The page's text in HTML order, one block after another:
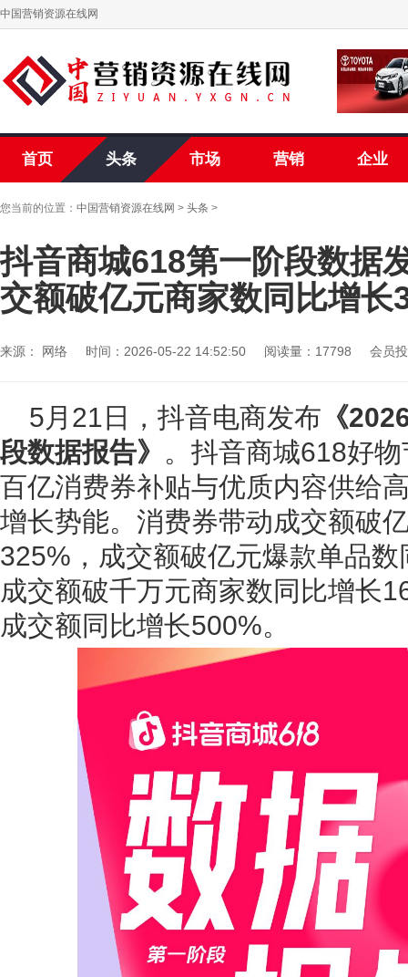
中国营销资源在线网
首页 头条 市场 营销 企业
您当前的位置： 中国营销资源在线网 > 头条 >
抖音商城618第一阶段数据
交额破亿元商家数同比增长
来源： 网络 时间：2026-05-22 14:52:50 阅读量：17798 会员
5月21日，抖音电商发布 《
段数据报告》 。抖音商城618好
百亿消费券补贴与优质内容供给
增长势能。消费券带动成交额破
325%，成交额破亿元爆款单品
成交额破千万元商家数同比增长
成交额同比增长500%。